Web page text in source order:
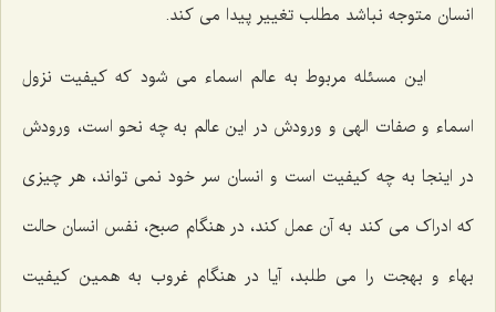
انسان متوجه نباشد مطلب تغییر پیدا می کند.
این مسئله مربوط به عالم اسماء می شود که کیفیت نزول
اسماء و صفات الهی و ورودش در این عالم به چه نحو است، ورودش
در اینجا به چه کیفیت است و انسان سر خود نمی تواند، هر چیزی
که ادراک می کند به آن عمل کند، در هنگام صبح، نفس انسان حالت
بهاء و بهجت را می طلبد، آیا در هنگام غروب به همین کیفیت